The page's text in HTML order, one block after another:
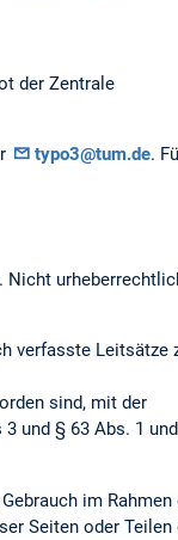
der Zentrale
typo3@tum.de.
Nicht
verfasste Leitsätze
sind, mit der
und § 63 Abs. 1
im Rahmen
Seiten oder Teilen